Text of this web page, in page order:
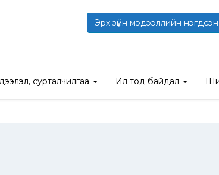
Эрх зүйн мэдээллийн
сурталчилгаа Ил тод байдал